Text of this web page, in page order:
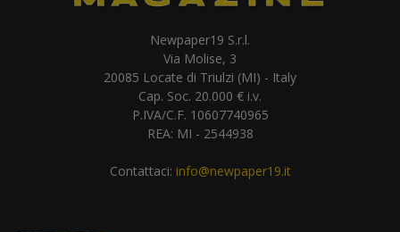
Newpaper19 S.r.l.
Via Molise, 3
20085 Locate di Triulzi (MI) - Italy
Cap. Soc. 20.000 € i.v.
P.IVA/C.F. 10607740965
REA: MI - 2544938
Contattaci: info@newpaper19.it